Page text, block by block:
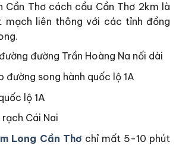
Cần Thơ cách cầu Cần Thơ 2km là
mạch liên thông với các tỉnh đồng
đường Trần Hoàng Na nối dài
đường song hành quốc lộ 1A
lộ 1A
Cái Nai
Long Cần Thơ chỉ mất 5-10 phút